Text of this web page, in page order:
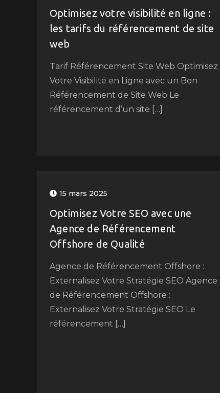
Optimisez votre visibilité en ligne :
les tarifs du référencement de site
web
Tarif Référencement Site Web Optimisez
Votre Visibilité en Ligne avec un Bon
Référencement de Site Web Le
référencement d’un site […]
15 mars 2025
Optimisez Votre SEO avec une
Agence de Référencement
Offshore de Qualité
Agence de Référencement Offshore :
Externalisez Votre Stratégie SEO Agence
de Référencement Offshore :
Externalisez Votre Stratégie SEO Le
référencement […]